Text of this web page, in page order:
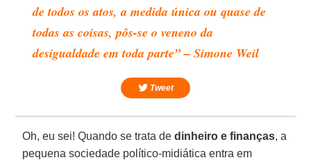
de todos os atos, a medida única ou quase de
todas as coisas, pôs-se o veneno da
desigualdade em toda parte” – Simone Weil
Tweet
Oh, eu sei! Quando se trata dedinheiro e finanças, a
pequena sociedade político-midiática entra em